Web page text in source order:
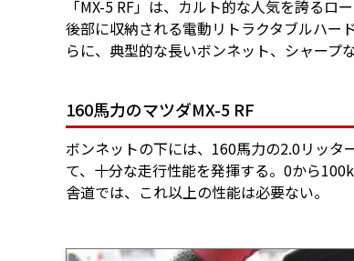
「MX-5 RF」は、カルト的な人気を誇る
後部に収納される電動リトラクタブルハー
らに、典型的な長いボンネット、シャープ
160馬力のマツダMX-5 RF
ボンネットの下には、160馬力の2.0リッタ
て、十分な走行性能を発揮する。0から
舎道では、これ以上の性能は必要ない。